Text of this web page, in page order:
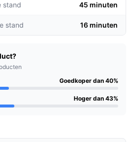
haren van huisdieren van
is perfect voor huisdierbezitters
hebben met dierenharen en voor
is naar een gebruiksvriendelijke
schoonmaakbeurt.
t.o.v. alternatieven
stand 45 minuten
stand 16 minuten
Goedkoper dan 40%
Hoger dan 43%